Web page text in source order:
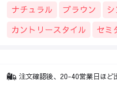
ナチュラル
ブラウン
カントリースタイル
セミ
注文確認後、20-40営業日ほど